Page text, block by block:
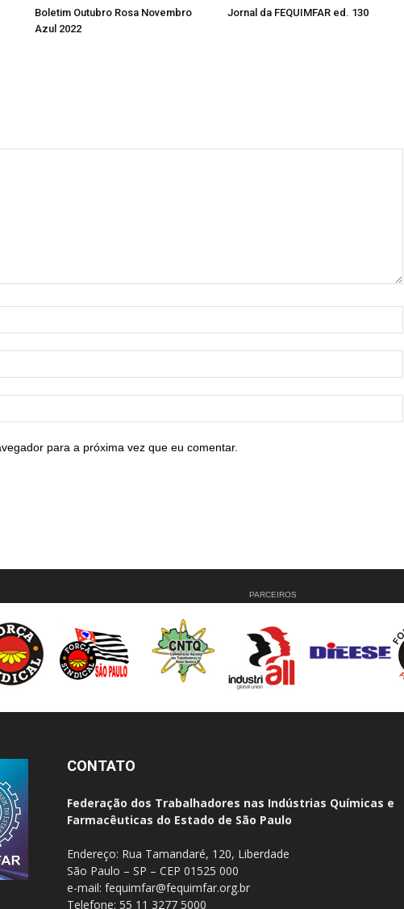
Boletim Outubro Rosa Novembro
Azul 2022
Jornal da FEQUIMFAR ed. 130
para a próxima vez que eu comentar.
PARCEIROS
CONTATO
Federação dos Trabalhadores nas Indústrias Químicas e
Farmacêuticas do Estado de São Paulo
Endereço: Rua Tamandaré, 120, Liberdade
São Paulo – SP – CEP 01525 000
e-mail: fequimfar@fequimfar.org.br
Telefone: 55 11 3277 5000